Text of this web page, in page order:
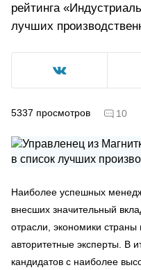
рейтинга
лучших
5337 просмотров 10
Наиболее успешных
внесших значительный
отрасли, экономики
авторитетные эксперты. В
кандидатов с наиболее